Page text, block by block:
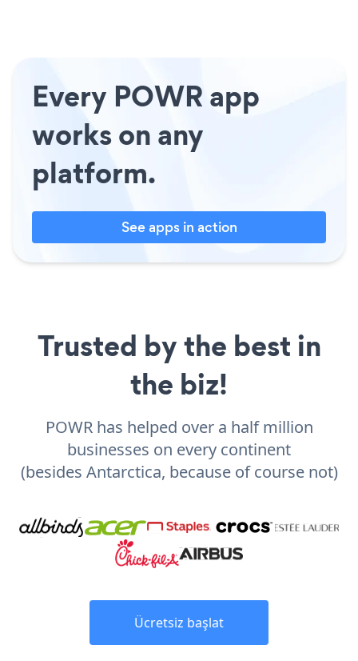
Every POWR app
works on any
platform.
See apps in action
Trusted by the best in
the biz!
POWR has helped over a half million
businesses on every continent
(besides Antarctica, because of course not)
Ücretsiz başlat